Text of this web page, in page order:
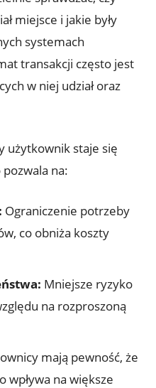
⁣miejsce ​i jakie⁢ były
systemach
transakcji ⁤często jest
w niej ⁤udział oraz
użytkownik staje się
na:
Ograniczenie potrzeby‌
co obniża koszty
Mniejsze ryzyko ​
na rozproszoną
‍mają pewność, ‌że
wpływa na ​większe